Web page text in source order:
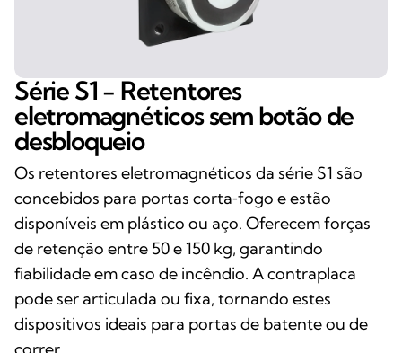
Série S1 - Retentores
eletromagnéticos sem botão de
desbloqueio
Os retentores eletromagnéticos da série S1 são
concebidos para portas corta‑fogo e estão
disponíveis em plástico ou aço. Oferecem forças
de retenção entre 50 e 150 kg, garantindo
fiabilidade em caso de incêndio. A contraplaca
pode ser articulada ou fixa, tornando estes
dispositivos ideais para portas de batente ou de